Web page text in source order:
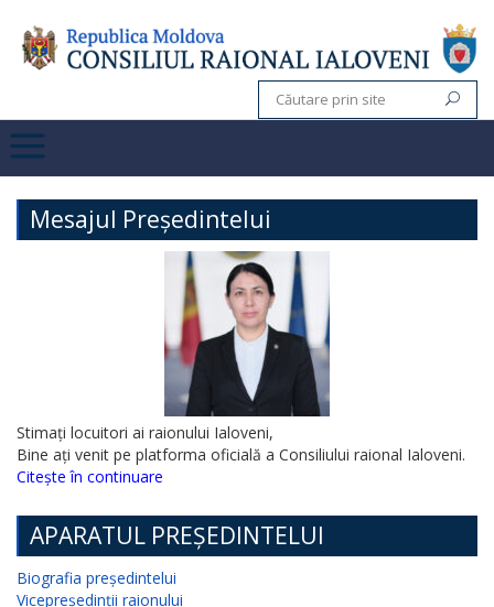
Mesajul Președintelui
Stimați locuitori ai raionului Ialoveni,
Bine ați venit pe platforma oficială a Consiliului raional Ialoveni.
Citește în continuare
APARATUL PREȘEDINTELUI
Biografia președintelui
Vicepreședinții raionului